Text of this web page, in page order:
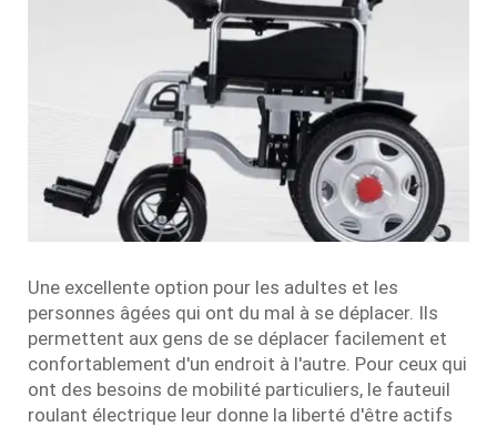
Une excellente option pour les adultes et les
personnes âgées qui ont du mal à se déplacer. Ils
permettent aux gens de se déplacer facilement et
confortablement d'un endroit à l'autre. Pour ceux qui
ont des besoins de mobilité particuliers, le fauteuil
roulant électrique leur donne la liberté d'être actifs